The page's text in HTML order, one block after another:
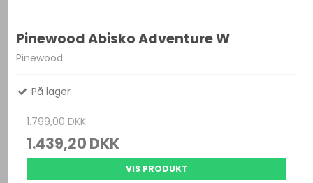
Pinewood Abisko Adventure W
Pinewood
På lager
1.799,00 DKK
1.439,20 DKK
VIS PRODUKT